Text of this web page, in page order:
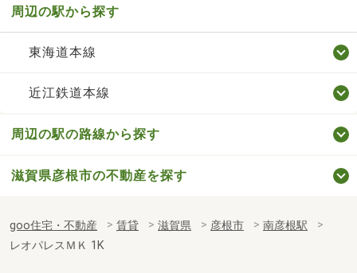
周辺の駅から探す
東海道本線
近江鉄道本線
周辺の駅の路線から探す
滋賀県彦根市の不動産を探す
goo住宅・不動産 賃貸 滋賀県 彦根市
南彦根駅
レオパレスＭＫ 1K